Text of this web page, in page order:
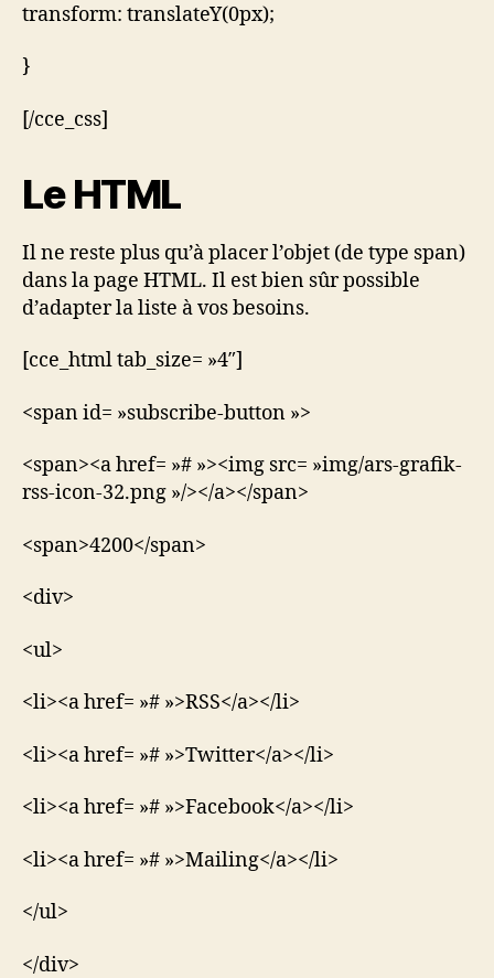
transform: translateY(0px);
}
[/cce_css]
Le HTML
Il ne reste plus qu’à placer l’objet (de type span)
dans la page HTML. Il est bien sûr possible
d’adapter la liste à vos besoins.
[cce_html tab_size= »4″]
<span id= »subscribe-button »>
<span><a href= »# »><img src= »img/ars-grafik-
rss-icon-32.png »/></a></span>
<span>4200</span>
<div>
<ul>
<li><a href= »# »>RSS</a></li>
<li><a href= »# »>Twitter</a></li>
<li><a href= »# »>Facebook</a></li>
<li><a href= »# »>Mailing</a></li>
</ul>
</div>